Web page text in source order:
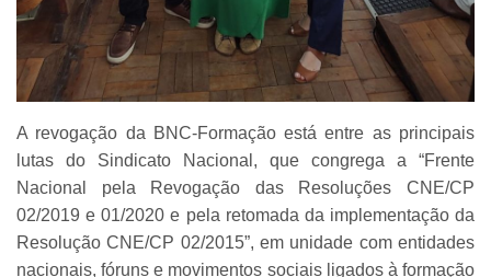
A revogação da BNC-Formação está entre as principais
lutas do Sindicato Nacional, que congrega a “Frente
Nacional pela Revogação das Resoluções CNE/CP
02/2019 e 01/2020 e pela retomada da implementação da
Resolução CNE/CP 02/2015”, em unidade com entidades
nacionais, fóruns e movimentos sociais ligados à formação